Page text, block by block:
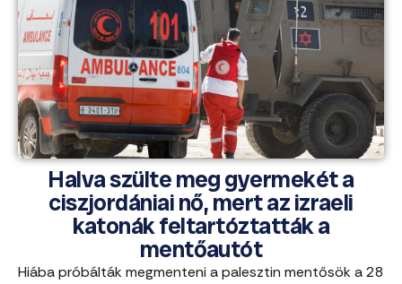
Halva szülte meg gyermekét a
ciszjordániai nő, mert az izraeli
katonák feltartóztatták a
mentőautót
Hiába próbálták megmenteni a palesztin mentősök a 28